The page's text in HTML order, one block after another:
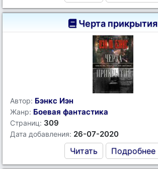
Черта прикрытия
Автор: Бэнкс Иэн
Жанр: Боевая фантастика
Страниц: 309
Дата добавления: 26-07-2020
Читать Подробнее